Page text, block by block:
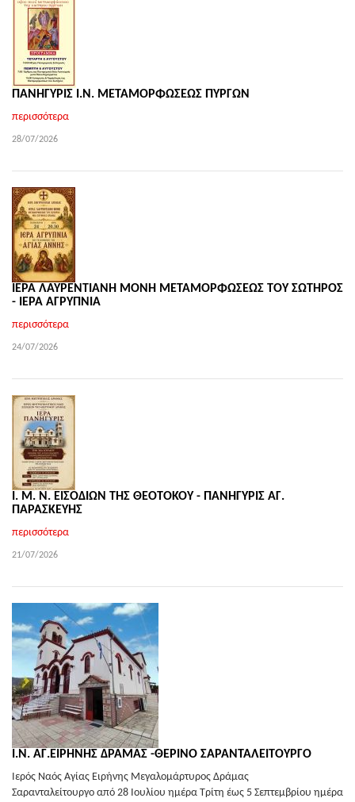
ΠΑΝΗΓΥΡΙΣ Ι.Ν. ΜΕΤΑΜΟΡΦΩΣΕΩΣ ΠΥΡΓΩΝ
περισσότερα
28/07/2026
ΙΕΡΑ ΛΑΥΡΕΝΤΙΑΝΗ ΜΟΝΗ ΜΕΤΑΜΟΡΦΩΣΕΩΣ ΤΟΥ ΣΩΤΗΡΟΣ
- ΙΕΡΑ ΑΓΡΥΠΝΙΑ
περισσότερα
24/07/2026
Ι. Μ. Ν. ΕΙΣΟΔΙΩΝ ΤΗΣ ΘΕΟΤΟΚΟΥ - ΠΑΝΗΓΥΡΙΣ ΑΓ.
ΠΑΡΑΣΚΕΥΗΣ
περισσότερα
21/07/2026
Ι.Ν. ΑΓ.ΕΙΡΗΝΗΣ ΔΡΑΜΑΣ -ΘΕΡΙΝΟ ΣΑΡΑΝΤΑΛΕΙΤΟΥΡΓΟ
Ιερός Ναός Αγίας Ειρήνης Μεγαλομάρτυρος Δράμας
Σαρανταλείτουργο από 28 Ιουλίου ημέρα Τρίτη έως 5 Σεπτεμβρίου ημέρα